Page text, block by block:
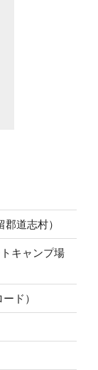
道志村）
キャンプ場
ド）